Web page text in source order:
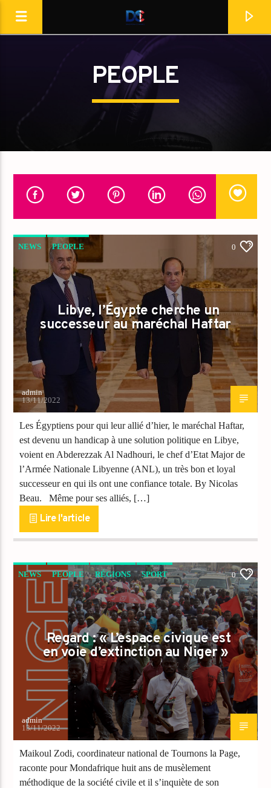
[Il n'y a pas de stations de radio dans la base de données]
PEOPLE
NEWS PEOPLE 0
Libye, l’Égypte cherche un
successeur au maréchal Haftar
admin
13/11/2022
Les Égyptiens pour qui leur allié d’hier, le maréchal Haftar,
est devenu un handicap à une solution politique en Libye,
voient en Abderezzak Al Nadhouri, le chef d’Etat Major de
l’Armée Nationale Libyenne (ANL), un très bon et loyal
successeur en qui ils ont une confiance totale. By Nicolas
Beau. Même pour ses alliés, […]
Lire l'article
NEWS PEOPLE RÉGIONS SPORT 0
Regard : « L’espace civique est
en voie d’extinction au Niger »
admin
13/11/2022
Maikoul Zodi, coordinateur national de Tournons la Page,
raconte pour Mondafrique huit ans de musèlement
méthodique de la société civile et il s’inquiète de son